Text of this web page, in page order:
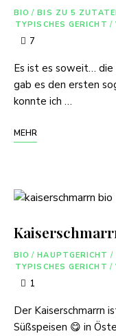
BIO / BIS ZU 5
TYPISCHES GERICHT /
7
Es ist es soweit…
gab es den ersten
konnte ich …
MEHR
BIO / HAUPTGERICHT /
TYPISCHES GERICHT /
1
Der Kaiserschmarrn
Süßspeisen 😋 in